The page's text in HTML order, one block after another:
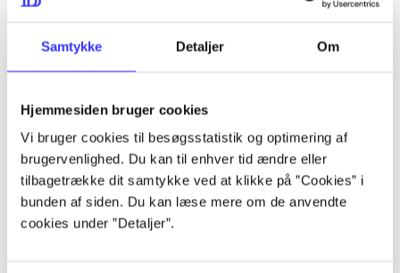
Samtykke Detaljer Om
Hjemmesiden bruger cookies
Vi bruger cookies til besøgsstatistik og optimering af
brugervenlighed. Du kan til enhver tid ændre eller
tilbagetrække dit samtykke ved at klikke på ”Cookies” i
bunden af siden. Du kan læse mere om de anvendte
cookies under ”Detaljer”.
...
...